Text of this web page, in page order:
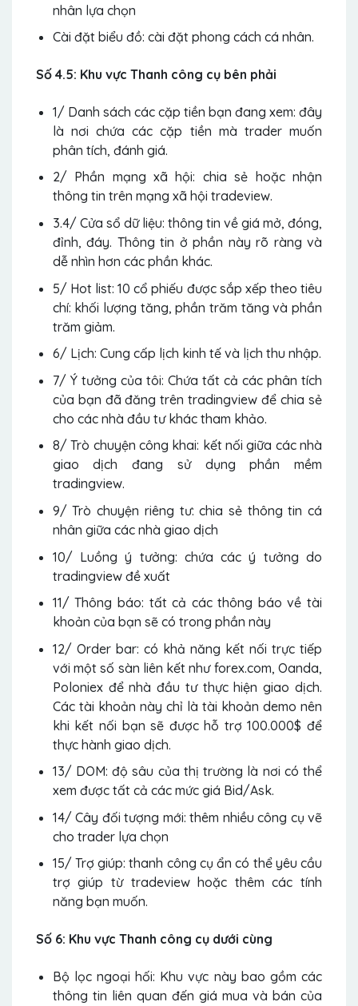
nhân lựa chọn
Cài đặt biểu đồ: cài đặt phong cách cá nhân.
Số 4.5: Khu vực Thanh công cụ bên phải
1/ Danh sách các cặp tiền bạn đang xem: đây
là nơi chứa các cặp tiền mà trader muốn
phân tích, đánh giá.
2/ Phần mạng xã hội: chia sẻ hoặc nhận
thông tin trên mạng xã hội tradeview.
3.4/ Cửa sổ dữ liệu: thông tin về giá mở, đóng,
đỉnh, đáy. Thông tin ở phần này rõ ràng và
dễ nhìn hơn các phần khác.
5/ Hot list: 10 cổ phiếu được sắp xếp theo tiêu
chí: khối lượng tăng, phần trăm tăng và phần
trăm giảm.
6/ Lịch: Cung cấp lịch kinh tế và lịch thu nhập.
7/ Ý tưởng của tôi: Chứa tất cả các phân tích
của bạn đã đăng trên tradingview để chia sẻ
cho các nhà đầu tư khác tham khảo.
8/ Trò chuyện công khai: kết nối giữa các nhà
giao dịch đang sử dụng phần mềm
tradingview.
9/ Trò chuyện riêng tư: chia sẻ thông tin cá
nhân giữa các nhà giao dịch
10/ Luồng ý tưởng: chứa các ý tưởng do
tradingview đề xuất
11/ Thông báo: tất cả các thông báo về tài
khoản của bạn sẽ có trong phần này
12/ Order bar: có khả năng kết nối trực tiếp
với một số sàn liên kết như forex.com, Oanda,
Poloniex để nhà đầu tư thực hiện giao dịch.
Các tài khoản này chỉ là tài khoản demo nên
khi kết nối bạn sẽ được hỗ trợ 100.000$ để
thực hành giao dịch.
13/ DOM: độ sâu của thị trường là nơi có thể
xem được tất cả các mức giá Bid/Ask.
14/ Cây đối tượng mới: thêm nhiều công cụ vẽ
cho trader lựa chọn
15/ Trợ giúp: thanh công cụ ẩn có thể yêu cầu
trợ giúp từ tradeview hoặc thêm các tính
năng bạn muốn.
Số 6: Khu vực Thanh công cụ dưới cùng
Bộ lọc ngoại hối: Khu vực này bao gồm các
thông tin liên quan đến giá mua và bán của